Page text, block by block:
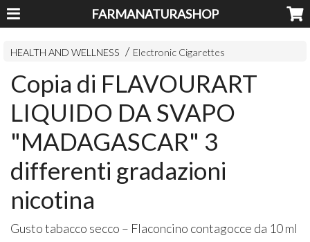
FARMANATURASHOP
HEALTH AND WELLNESS Electronic Cigarettes
Copia di FLAVOURART
LIQUIDO DA SVAPO
"MADAGASCAR" 3
differenti gradazioni
nicotina
Gusto tabacco secco – Flaconcino contagocce da 10 ml